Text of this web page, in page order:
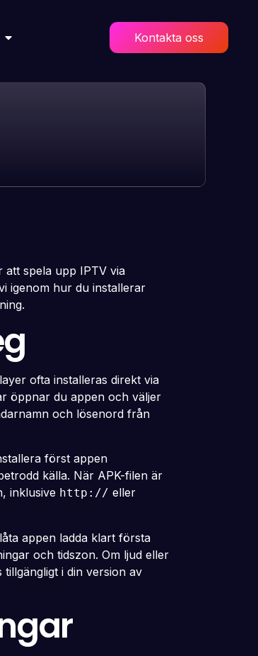
Kontakta oss
att spela upp IPTV via
igenom hur du installerar
ofta installeras direkt via
öppnar du appen och väljer
och lösenord från
först appen
källa. När APK-filen är
inklusive http:// eller
appen ladda klart första
och tidszon. Om ljud eller
i din version av